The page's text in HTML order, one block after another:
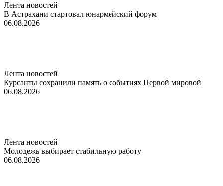
Лента новостей
В Астрахани стартовал юнармейский форум
06.08.2026
Лента новостей
Курсанты сохранили память о событиях Первой мировой
06.08.2026
Лента новостей
Молодежь выбирает стабильную работу
06.08.2026